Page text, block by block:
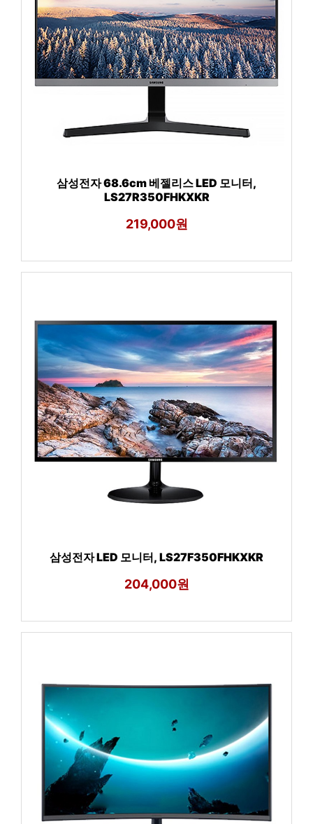
삼성전자 68.6cm 베젤리스 LED 모니터,
LS27R350FHKXKR
219,000원
삼성전자 LED 모니터, LS27F350FHKXKR
204,000원